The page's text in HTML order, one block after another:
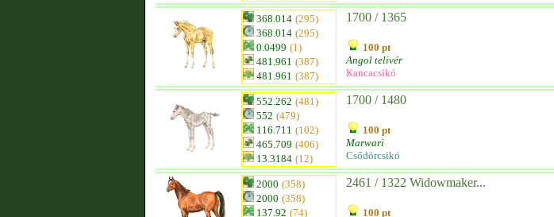
368.014 (295)
368.014 (295)
0.0499 (1)
481.961 (387)
481.961 (387)
1700 / 1365
100 pt
Angol telivér
Kancacsikó
552.262 (481)
552 (479)
116.711 (102)
465.709 (406)
13.3184 (12)
1700 / 1480
100 pt
Marwari
Csődörcsikó
2000 (358)
2000 (358)
137.92 (74)
2461 / 1322 Widowmaker...
100 pt